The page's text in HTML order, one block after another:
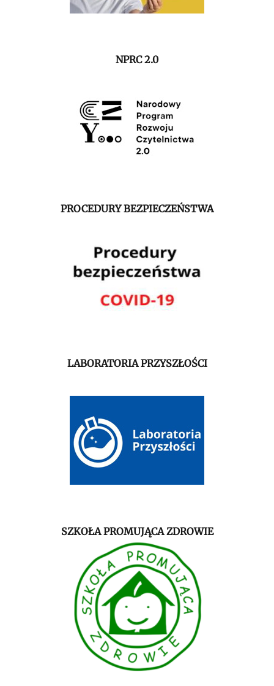
NPRC 2.0
PROCEDURY BEZPIECZEŃSTWA
LABORATORIA PRZYSZŁOŚCI
SZKOŁA PROMUJĄCA ZDROWIE